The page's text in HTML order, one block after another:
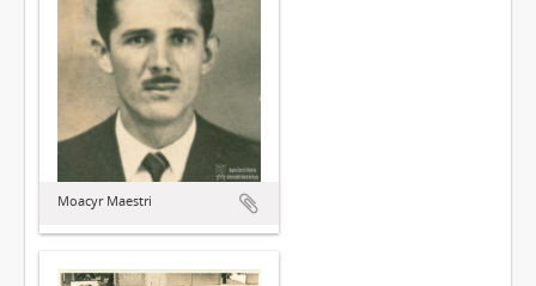
Moacyr Maestri